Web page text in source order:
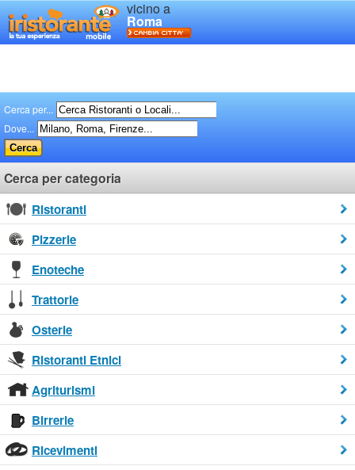
vicino a
Roma
Cerca per...
Dove...
Cerca per categoria
Ristoranti
Pizzerie
Enoteche
Trattorie
Osterie
Ristoranti Etnici
Agriturismi
Birrerie
Ricevimenti